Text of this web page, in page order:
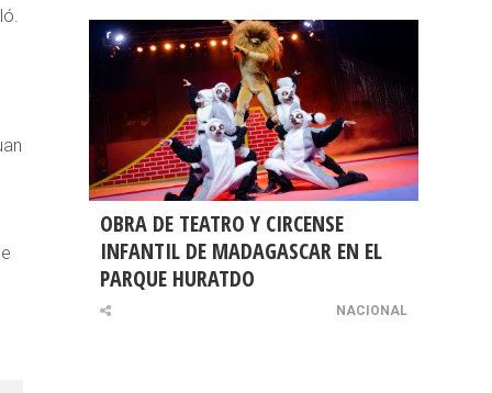
OBRA DE TEATRO Y CIRCENSE
INFANTIL DE MADAGASCAR EN EL
PARQUE HURATDO
NACIONAL